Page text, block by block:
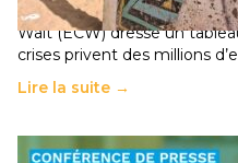
Un nouveau rapport
Wait (ECW) dresse un
crises privent des millions
Lire la suite →